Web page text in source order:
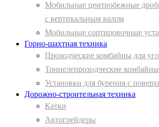
Мобильные центробежные
с вертикальным валом
Мобильные сортировочные
Горно-шахтная техника
Проходческие комбайны для
Тоннелепроходческие комбайны
Установки для бурения с
Дорожно-строительная техника
Катки
Автогрейдеры